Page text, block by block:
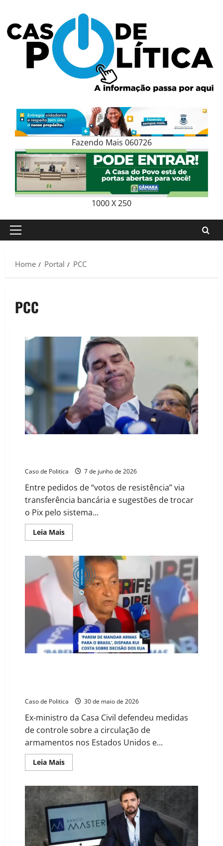
content
Fazendo Mais 060726
1000 X 250
Primary
Home
Portal PCC
PCC
Caso de Politica 7 de junho de 2026
Entre pedidos de “votos de resistência” via
transferência bancária e sugestões de trocar
o Pix pelo sistema...
Leia MaisRead
more
“Roubanet”
Zelle:
Flávio
Bolsonaro
pede
Pix
enquanto
Eduardo
negocia
a
soberania
digital
Caso de Politica 30 de maio de 2026
Ex-ministro da Casa Civil defendeu medidas
de controle sobre a circulação de
armamentos nos Estados Unidos e...
Leia MaisRead
more
Costa
cobra
ação
dos
EUA
contra
tráfico
de